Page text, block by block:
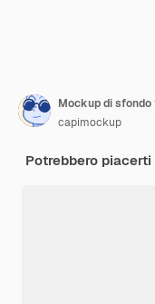
Mockup di
capimockup
Potrebbero